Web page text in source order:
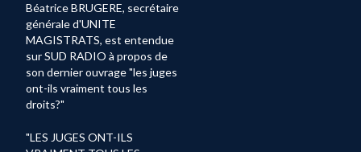
Béatrice BRUGERE, secrétaire
générale d'UNITE
MAGISTRATS, est entendue
sur SUD RADIO à propos de
son dernier ouvrage "les juges
ont-ils vraiment tous les
droits?"
"LES JUGES ONT-ILS